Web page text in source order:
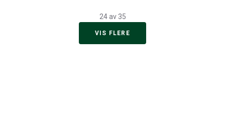
24 av 35
VIS FLERE